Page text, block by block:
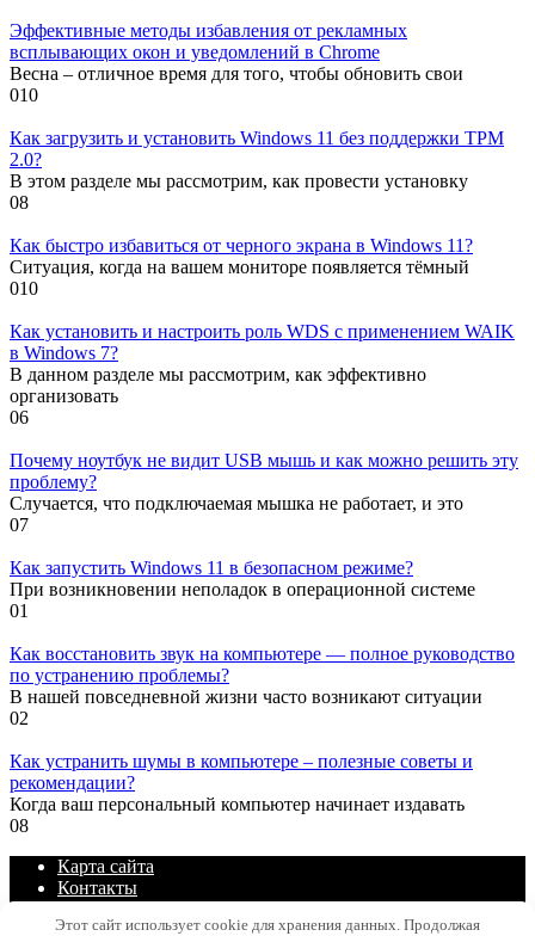
Эффективные методы избавления от рекламных
всплывающих окон и уведомлений в Chrome
Весна – отличное время для того, чтобы обновить свои
010
Как загрузить и установить Windows 11 без поддержки TPM
2.0?
В этом разделе мы рассмотрим, как провести установку
08
Как быстро избавиться от черного экрана в Windows 11?
Ситуация, когда на вашем мониторе появляется тёмный
010
Как установить и настроить роль WDS с применением WAIK
в Windows 7?
В данном разделе мы рассмотрим, как эффективно
организовать
06
Почему ноутбук не видит USB мышь и как можно решить эту
проблему?
Случается, что подключаемая мышка не работает, и это
07
Как запустить Windows 11 в безопасном режиме?
При возникновении неполадок в операционной системе
01
Как восстановить звук на компьютере — полное руководство
по устранению проблемы?
В нашей повседневной жизни часто возникают ситуации
02
Как устранить шумы в компьютере – полезные советы и
рекомендации?
Когда ваш персональный компьютер начинает издавать
08
Карта сайта
Контакты
Этот сайт использует cookie для хранения данных. Продолжая